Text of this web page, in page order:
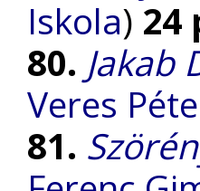
Iskola) 24
80. Jakab
Veres
81.